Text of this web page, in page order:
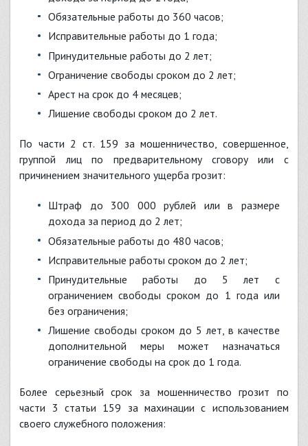
обязательные работы до 360 часов;
исправительные работы до 1 года;
принудительные работы до 2 лет;
ограничение свободы сроком до 2 лет;
арест на срок до 4 месяцев;
лишение свободы сроком до 2 лет.
По части 2 ст. 159 за мошенничество, совершенное,
группой лиц по предварительному сговору или с
причинением значительного ущерба грозит:
штраф до 300 000 рублей или в размере
дохода за период до 2 лет;
обязательные работы до 480 часов;
исправительные работы сроком до 2 лет;
принудительные работы до 5 лет с
ограничением свободы сроком до 1 года или
без ограничения;
лишение свободы сроком до 5 лет, в качестве
дополнительной меры может назначаться
ограничение свободы на срок до 1 года.
Более серьезный срок за мошенничество грозит по
части 3 статьи 159 за махинации с использованием
своего служебного положения: